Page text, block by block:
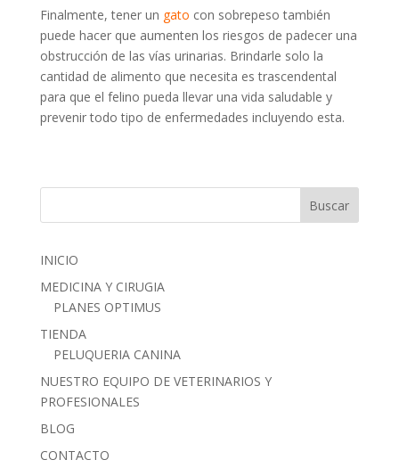
Finalmente, tener un gato con sobrepeso también
puede hacer que aumenten los riesgos de padecer una
obstrucción de las vías urinarias. Brindarle solo la
cantidad de alimento que necesita es trascendental
para que el felino pueda llevar una vida saludable y
prevenir todo tipo de enfermedades incluyendo esta.
INICIO
MEDICINA Y CIRUGIA
PLANES OPTIMUS
TIENDA
PELUQUERIA CANINA
NUESTRO EQUIPO DE VETERINARIOS Y
PROFESIONALES
BLOG
CONTACTO